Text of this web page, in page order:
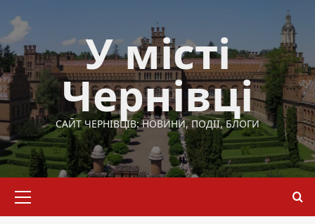
до
вмісту
У місті
Чернівці
САЙТ ЧЕРНІВЦІВ: НОВИНИ, ПОДІЇ, БЛОГИ
меню